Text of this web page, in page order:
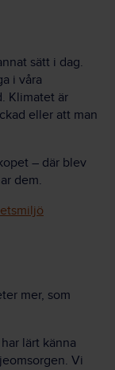
sätt i dag.
i våra
Klimatet är
eller att man
– där blev
dem.
mer, som
lärt känna
Vi